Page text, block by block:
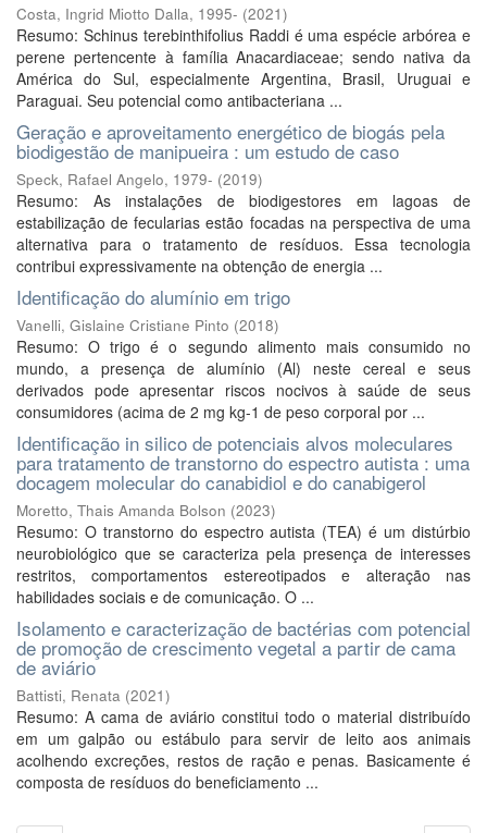
Costa, Ingrid Miotto Dalla, 1995- (2021)
Resumo: Schinus terebinthifolius Raddi é uma espécie arbórea e
perene pertencente à família Anacardiaceae; sendo nativa da
América do Sul, especialmente Argentina, Brasil, Uruguai e
Paraguai. Seu potencial como antibacteriana ...
Geração e aproveitamento energético de biogás pela
biodigestão de manipueira : um estudo de caso
Speck, Rafael Angelo, 1979- (2019)
Resumo: As instalações de biodigestores em lagoas de
estabilização de fecularias estão focadas na perspectiva de uma
alternativa para o tratamento de resíduos. Essa tecnologia
contribui expressivamente na obtenção de energia ...
Identificação do alumínio em trigo
Vanelli, Gislaine Cristiane Pinto (2018)
Resumo: O trigo é o segundo alimento mais consumido no
mundo, a presença de alumínio (Al) neste cereal e seus
derivados pode apresentar riscos nocivos à saúde de seus
consumidores (acima de 2 mg kg-1 de peso corporal por ...
Identificação in silico de potenciais alvos moleculares
para tratamento de transtorno do espectro autista : uma
docagem molecular do canabidiol e do canabigerol
Moretto, Thais Amanda Bolson (2023)
Resumo: O transtorno do espectro autista (TEA) é um distúrbio
neurobiológico que se caracteriza pela presença de interesses
restritos, comportamentos estereotipados e alteração nas
habilidades sociais e de comunicação. O ...
Isolamento e caracterização de bactérias com potencial
de promoção de crescimento vegetal a partir de cama
de aviário
Battisti, Renata (2021)
Resumo: A cama de aviário constitui todo o material distribuído
em um galpão ou estábulo para servir de leito aos animais
acolhendo excreções, restos de ração e penas. Basicamente é
composta de resíduos do beneficiamento ...